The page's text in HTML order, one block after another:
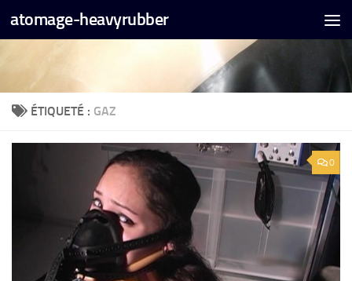
Skip to content
atomage-heavyrubber
ÉTIQUETÉ : GAZ
0